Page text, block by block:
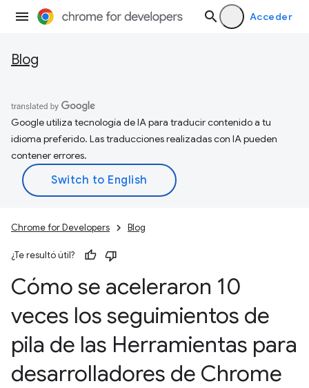
Acceder
Blog
Google utiliza tecnología de IA para traducir contenido a tu
idioma preferido. Las traducciones realizadas con IA pueden
contener errores.
Chrome for Developers Blog
¿Te resultó útil?
Cómo se aceleraron 10
veces los seguimientos de
pila de las Herramientas para
desarrolladores de Chrome